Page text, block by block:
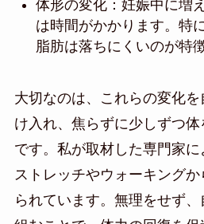
体形の変化：妊娠中に増
は時間がかかります。特
脂肪は落ちにくいのが特
大切なのは、これらの変化
け入れ、焦らずに少しずつ
です。私が取材した専門家
ストレッチやウォーキング
られています。無理をせず